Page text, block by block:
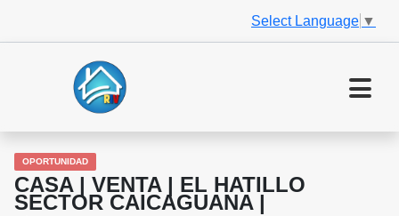
Select Language ▼
OPORTUNIDAD
CASA | VENTA | EL HATILLO
SECTOR CAICAGUANA |